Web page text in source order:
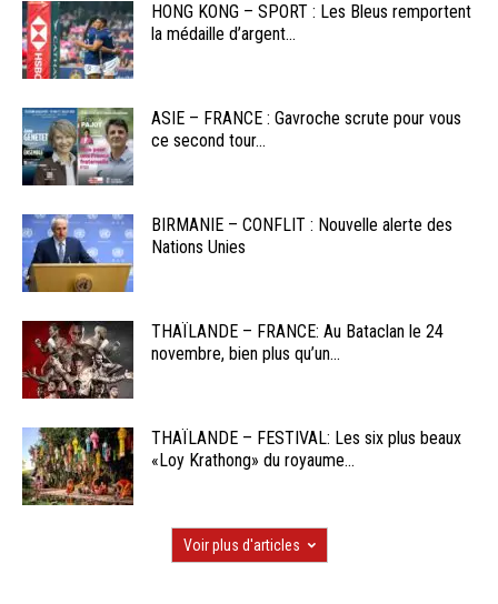
HONG KONG – SPORT : Les Bleus remportent
la médaille d’argent...
ASIE – FRANCE : Gavroche scrute pour vous
ce second tour...
BIRMANIE – CONFLIT : Nouvelle alerte des
Nations Unies
THAÏLANDE – FRANCE: Au Bataclan le 24
novembre, bien plus qu’un...
THAÏLANDE – FESTIVAL: Les six plus beaux
«Loy Krathong» du royaume...
Voir plus d'articles